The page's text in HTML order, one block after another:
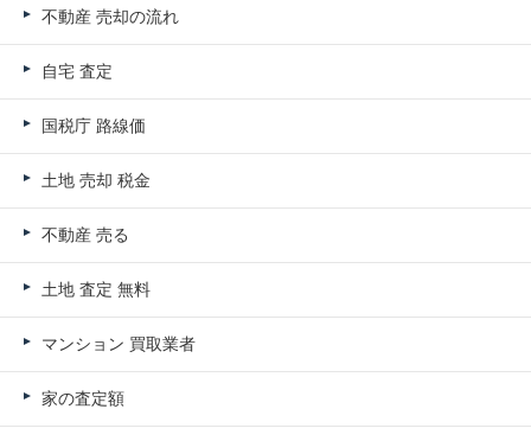
不動産 売却の流れ
自宅 査定
国税庁 路線価
土地 売却 税金
不動産 売る
土地 査定 無料
マンション 買取業者
家の査定額